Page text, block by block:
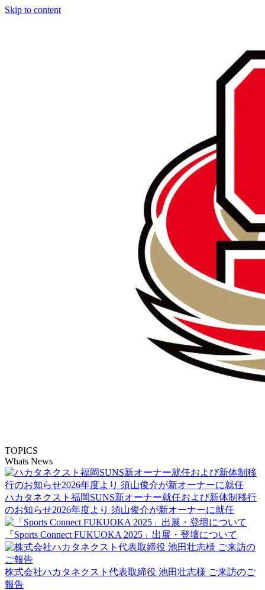
Skip to content
TOPICS
Whats News
ハカタネクスト福岡SUNS新オーナー就任および新体制移行
のお知らせ2026年度より 須山俊介が新オーナーに就任
「Sports Connect FUKUOKA 2025」出展・登壇について
株式会社ハカタネクスト代表取締役 池田壮志様 ご来訪のご
報告